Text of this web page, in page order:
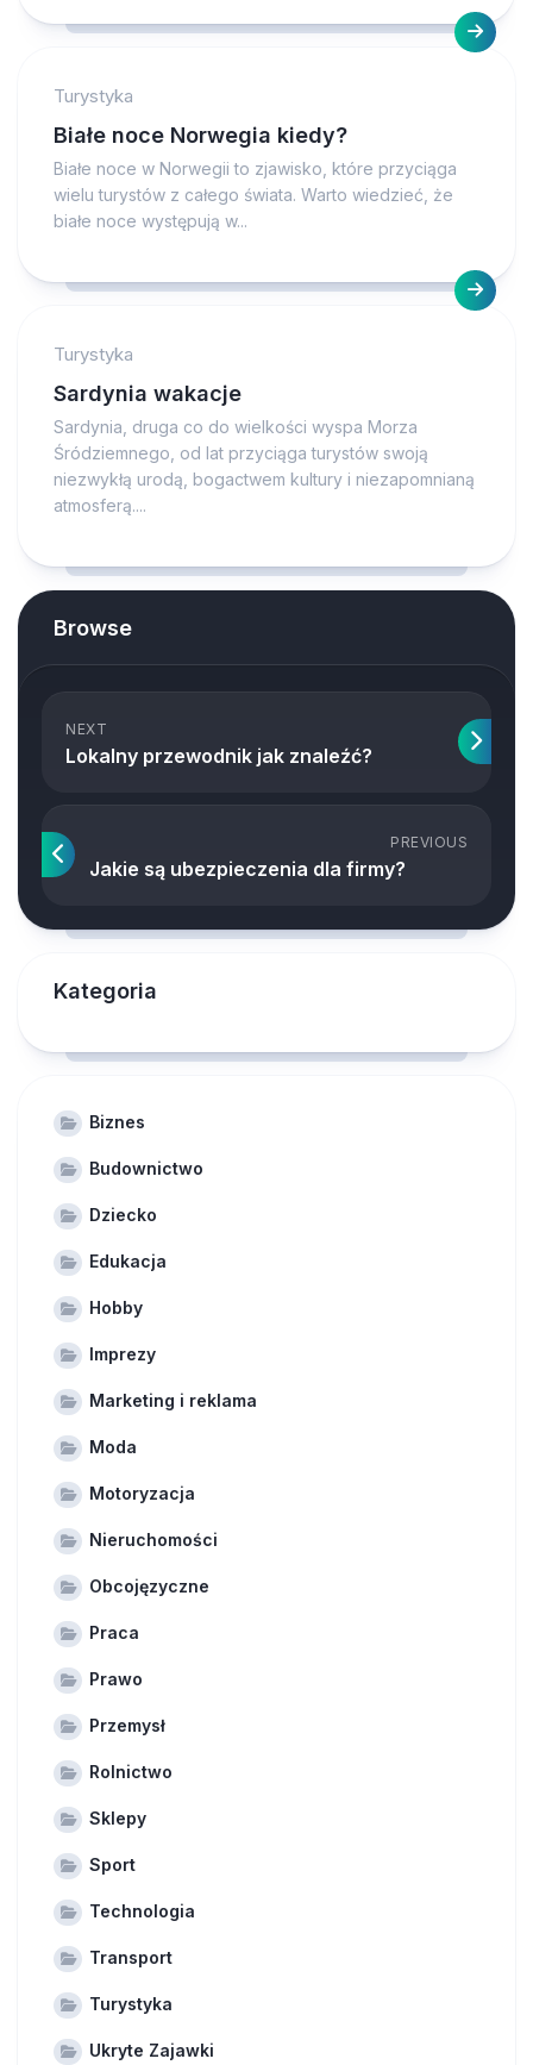
Turystyka
Białe noce Norwegia kiedy?
Białe noce w Norwegii to zjawisko, które przyciąga
wielu turystów z całego świata. Warto wiedzieć, że
białe noce występują w...
Turystyka
Sardynia wakacje
Sardynia, druga co do wielkości wyspa Morza
Śródziemnego, od lat przyciąga turystów swoją
niezwykłą urodą, bogactwem kultury i niezapomnianą
atmosferą....
Browse
NEXT
Lokalny przewodnik jak znaleźć?
PREVIOUS
Jakie są ubezpieczenia dla firmy?
Kategoria
Biznes
Budownictwo
Dziecko
Edukacja
Hobby
Imprezy
Marketing i reklama
Moda
Motoryzacja
Nieruchomości
Obcojęzyczne
Praca
Prawo
Przemysł
Rolnictwo
Sklepy
Sport
Technologia
Transport
Turystyka
Ukryte Zajawki